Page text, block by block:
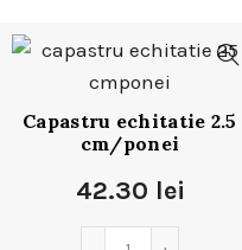
Capastru echitatie 2.5
cm/ponei
42.30 lei